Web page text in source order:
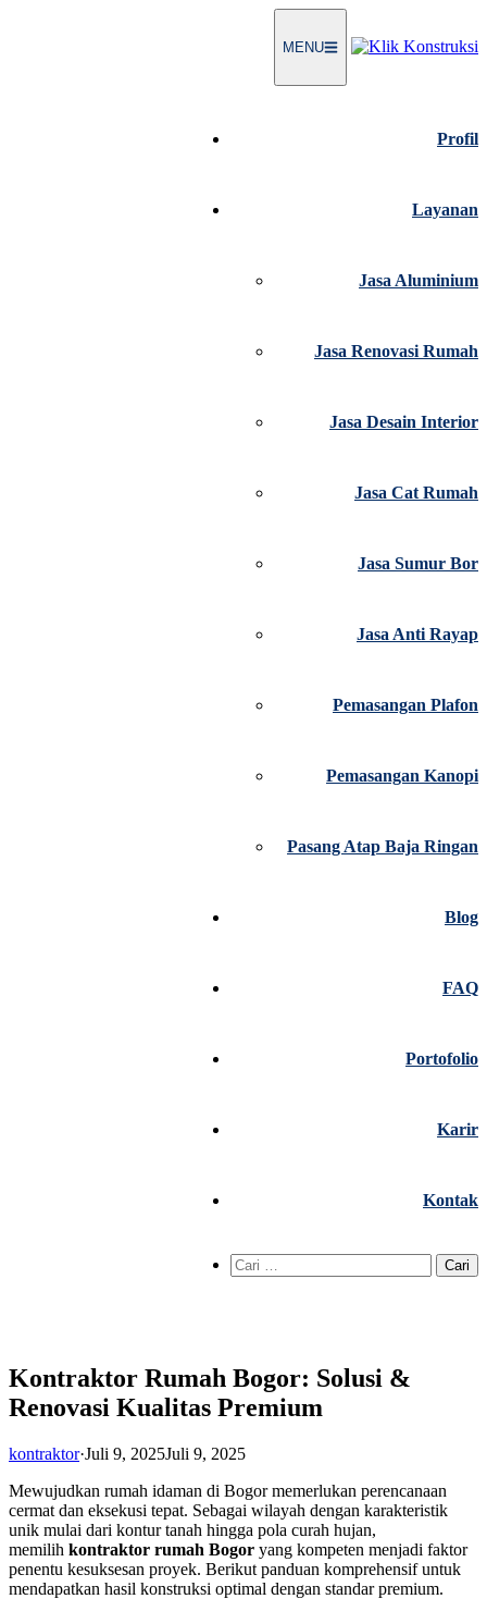
MENU
Profil
Layanan
Jasa Aluminium
Jasa Renovasi Rumah
Jasa Desain Interior
Jasa Cat Rumah
Jasa Sumur Bor
Jasa Anti Rayap
Pemasangan Plafon
Pemasangan Kanopi
Pasang Atap Baja Ringan
Blog
FAQ
Portofolio
Karir
Kontak
Cari
untuk:
Kontraktor Rumah Bogor: Solusi &
Renovasi Kualitas Premium
kontraktor·Juli 9, 2025Juli 9, 2025
Mewujudkan rumah idaman di Bogor memerlukan perencanaan
cermat dan eksekusi tepat. Sebagai wilayah dengan karakteristik
unik mulai dari kontur tanah hingga pola curah hujan,
memilih kontraktor rumah Bogor yang kompeten menjadi faktor
penentu kesuksesan proyek. Berikut panduan komprehensif untuk
mendapatkan hasil konstruksi optimal dengan standar premium.